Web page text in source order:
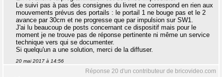
Le suivi pas à pas des consignes du livret ne correspond en rien aux
mouvements prévus des portails : le portail 1 ne bouge pas et le 2
avance par 30cm et ne progresse que par impulsion sur SW1.
J'ai lu beaucoup de posts concernant ce dispositif mais pour le
moment je ne trouve pas de réponse pertinente ni même un service
technique vers qui se documenter.
Si quelqu'un a une solution, merci de la diffuser.
20 mai 2017 à 14:56
Réponse 20 d'un contributeur de bricovideo.com